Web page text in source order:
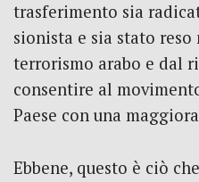
trasferimento sia
sionista e sia stato reso
terrorismo arabo e dal
consentire al
Paese con una
Ebbene, questo è ciò